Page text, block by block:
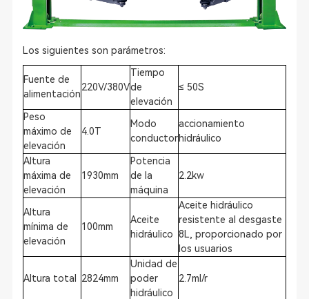
Los siguientes son parámetros:
Fuente de
alimentación
220V/380V
Tiempo
de
elevación
≤ 50S
Peso
máximo de
elevación
4.0T
Modo
conductor
accionamiento
hidráulico
Altura
máxima de
elevación
1930mm
Potencia
de la
máquina
2.2kw
Altura
mínima de
elevación
100mm
Aceite
hidráulico
Aceite hidráulico
resistente al desgaste
8L, proporcionado por
los usuarios
Altura total 2824mm
Unidad de
poder
hidráulico
2.7ml/r